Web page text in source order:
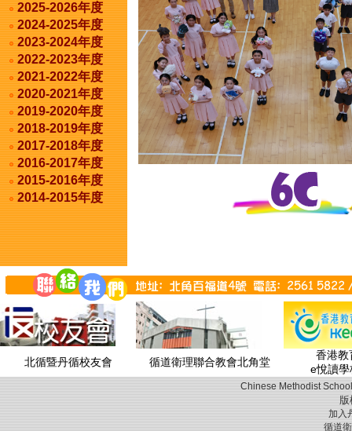
2025-2026年度
2024-2025年度
2023-2024年度
2022-2023年度
2021-2022年度
2020-2021年度
2019-2020年度
2018-2019年度
2017-2018年度
2016-2017年度
2015-2016年度
2014-2015年度
北循暨丹循校友會 循道衛理聯合教會北角堂
香港教
e悅讀學
Chinese Methodist
版
加入
循道